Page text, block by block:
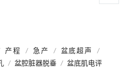
产程 / 急产 / 盆底超声
/
/ 盆腔脏器脱垂 / 盆底肌电评